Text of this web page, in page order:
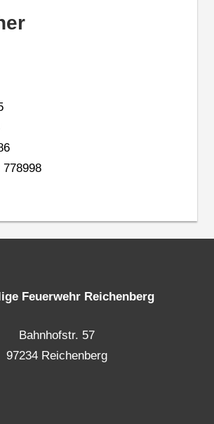
Feuerwehr Reichenberg
Bahnhofstr. 57
97234 Reichenberg